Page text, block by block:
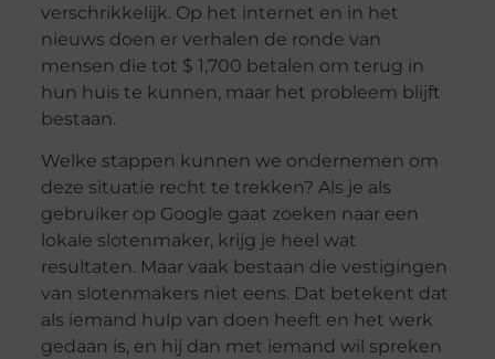
verschrikkelijk. Op het internet en in het
nieuws doen er verhalen de ronde van
mensen die tot $ 1,700 betalen om terug in
hun huis te kunnen, maar het probleem blijft
bestaan.
Welke stappen kunnen we ondernemen om
deze situatie recht te trekken? Als je als
gebruiker op Google gaat zoeken naar een
lokale slotenmaker, krijg je heel wat
resultaten. Maar vaak bestaan die vestigingen
van slotenmakers niet eens. Dat betekent dat
als iemand hulp van doen heeft en het werk
gedaan is, en hij dan met iemand wil spreken